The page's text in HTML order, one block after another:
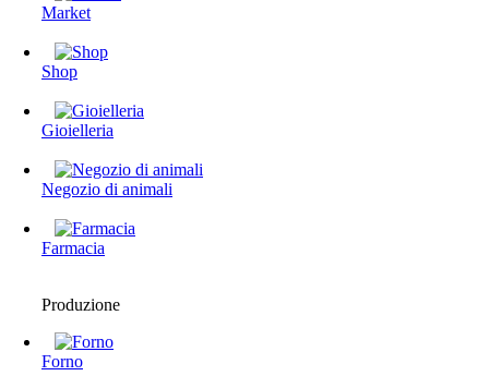
Market
Shop
Gioielleria
Negozio di animali
Farmacia
Produzione
Forno